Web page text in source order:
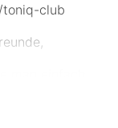
club
man einfach